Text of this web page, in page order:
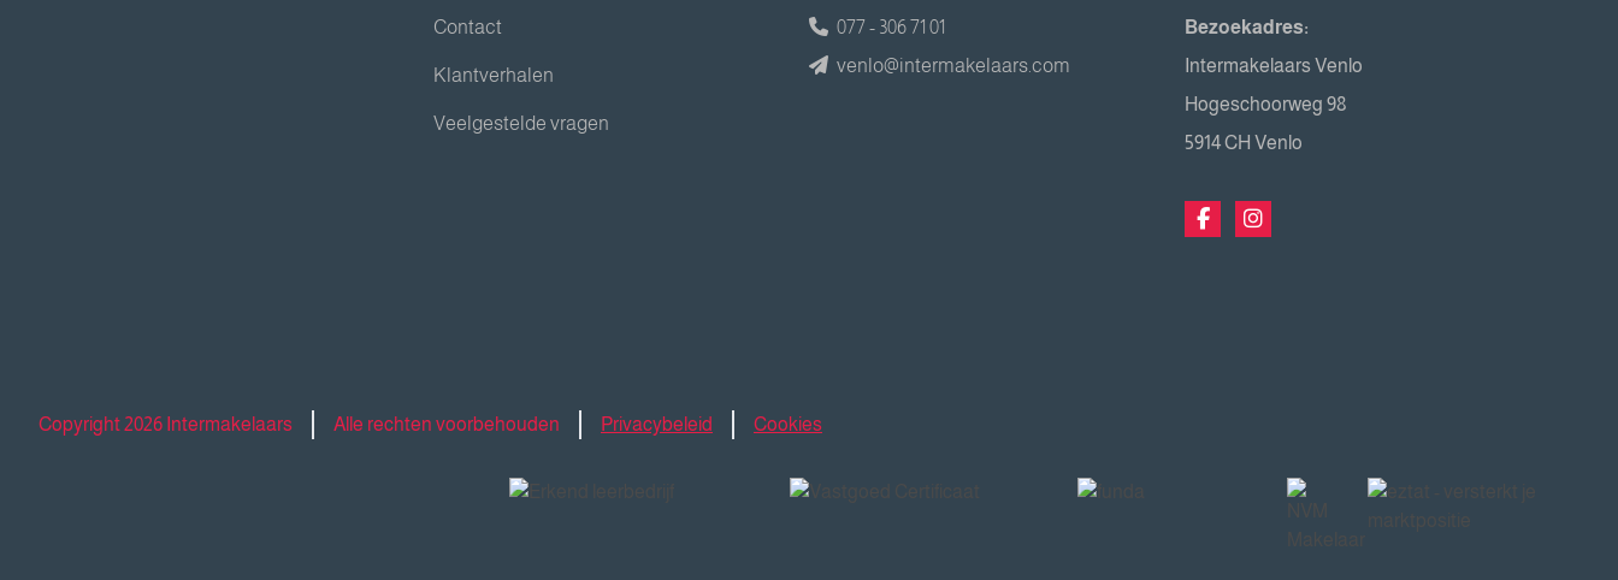
Contact
Klantverhalen
Veelgestelde vragen
077 - 306 71 01
venlo@intermakelaars.com
Bezoekadres:
Intermakelaars Venlo
Hogeschoorweg 98
5914 CH Venlo
Copyright 2026 Intermakelaars Alle rechten voorbehouden Privacybeleid Cookies